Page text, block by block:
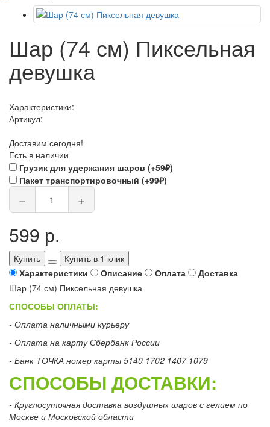
Шар (74 см) Пиксельная
девушка
Характеристики:
Артикул:
Доставим сегодня!
Есть в наличии
Грузик для удержания шаров (+59₽)
Пакет транспортировочный (+99₽)
− +
599 р.
Купить
Купить в 1 клик
Характеристики
Описание Оплата
Доставка
Шар (74 см) Пиксельная девушка
СПОСОБЫ ОПЛАТЫ:
- Оплата наличными курьеру
- Оплата на карту Сбербанк России
- Банк ТОЧКА номер карты 5140 1702 1407 1079
СПОСОБЫ ДОСТАВКИ:
- Круглосуточная доставка воздушных шаров с гелием по
Москве и Московской области